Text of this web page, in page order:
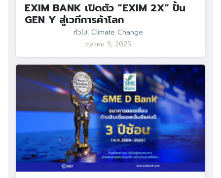
EXIM BANK เปิดตัว “EXIM 2X” ปั้น
GEN Y สู่เวทีการค้าโลก
ทั่วไป, Climate Change
ตุลาคม 9, 2025